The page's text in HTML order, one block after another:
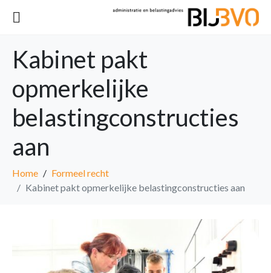
Kabinet pakt
opmerkelijke
belastingconstructies
aan
Home
Formeel recht
Kabinet pakt opmerkelijke belastingconstructies aan